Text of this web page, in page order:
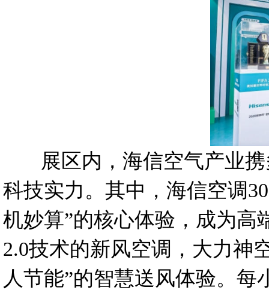
展区内，海信空气产业携
科技实力。其中，海信空调
机妙算”的核心体验，成为高
2.0技术的新风空调，大力神
人节能”的智慧送风体验。每